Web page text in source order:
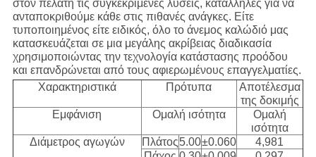
στον πελάτη τις συγκεκριμένες λύσεις, κατάλληλες για να
ανταποκριθούμε κάθε στις πιθανές ανάγκες. Είτε
τυποποιημένος είτε ειδικός, όλο το άνεμος καλώδιό μας
κατασκευάζεται σε μια μεγάλης ακρίβειας διαδικασία
χρησιμοποιώντας την τεχνολογία κατάστασης προόδου
και επανδρώνεται από τους αφιερωμένους επαγγελματίες.
Χαρακτηριστικά
Πρότυπα
Αποτέλεσμα
της δοκιμής
Εμφάνιση
Ομαλή ισότητα
Ομαλή
ισότητα
Διάμετρος αγωγών
Πλάτος5.00±0.060
4,981